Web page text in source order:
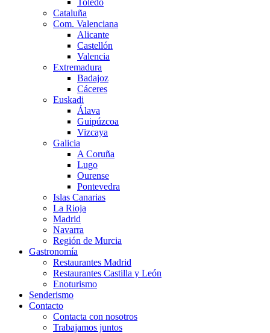
Cataluña
Com. Valenciana
Alicante
Castellón
Valencia
Extremadura
Badajoz
Cáceres
Euskadi
Álava
Guipúzcoa
Vizcaya
Galicia
A Coruña
Lugo
Ourense
Pontevedra
Islas Canarias
La Rioja
Madrid
Navarra
Región de Murcia
Gastronomía
Restaurantes Madrid
Restaurantes Castilla y León
Enoturismo
Senderismo
Contacto
Contacta con nosotros
Trabajamos juntos